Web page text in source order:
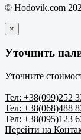
© Hodovik.com
×
Уточнить
Уточните
Тел: +38(099)252
Тел: +38(068)488
Тел: +38(095)123
Перейти на